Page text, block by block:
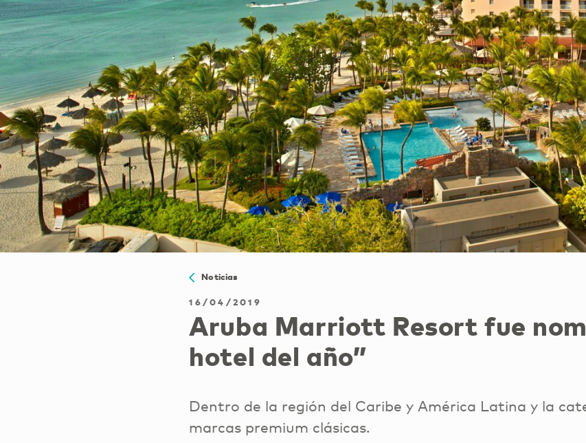
Noticias
16/04/2019
Aruba Marriott Resort fue
hotel del año”
Dentro de la región del Caribe y América Latina y la
marcas premium clásicas.